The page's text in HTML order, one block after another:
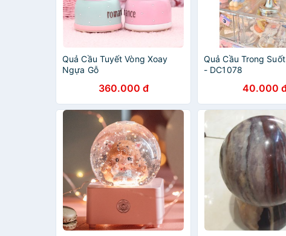
Quả Cầu Tuyết Vòng Xoay
Ngựa Gỗ
360.000 đ
Quả Cầu Trong
- DC1078
40.000